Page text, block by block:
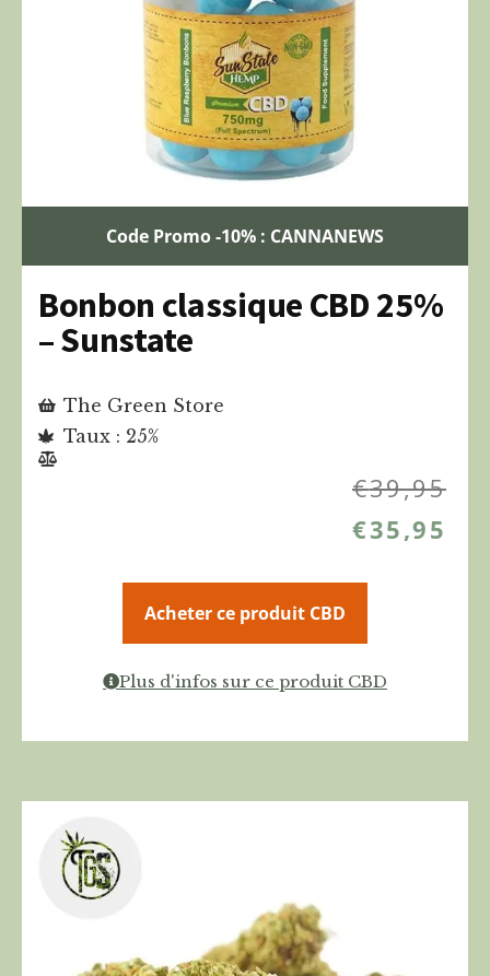
Code Promo -10% : CANNANEWS
Bonbon classique CBD 25%
– Sunstate
The Green Store
Taux : 25%
€39,95
€35,95
Acheter ce produit CBD
Plus d'infos sur ce produit CBD